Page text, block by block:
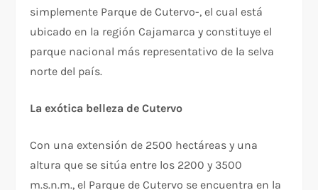
simplemente Parque de Cutervo-, el cual está
ubicado en la región Cajamarca y constituye el
parque nacional más representativo de la selva
norte del país.
La exótica belleza de Cutervo
Con una extensión de 2500 hectáreas y una
altura que se sitúa entre los 2200 y 3500
m.s.n.m., el Parque de Cutervo se encuentra en la